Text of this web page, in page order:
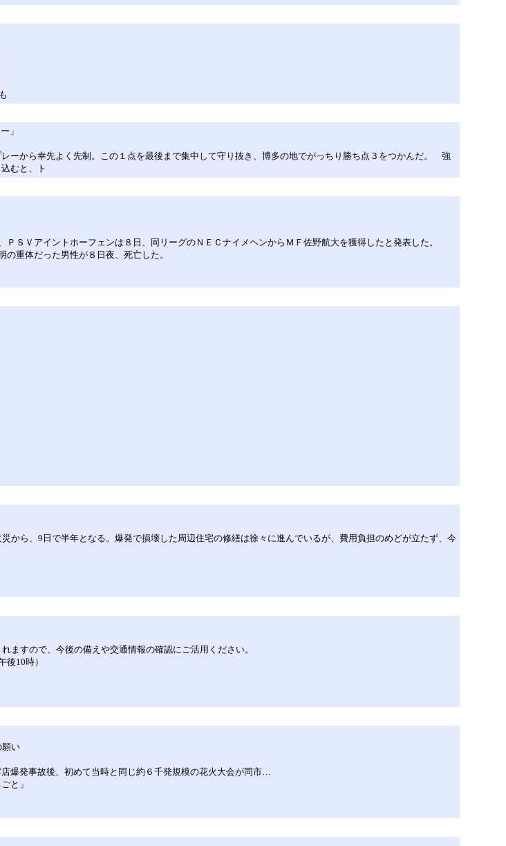
」
ーから幸先よく先制。この１点を最後まで集中して守り抜き、博多の地でがっちり勝ち点３をつかんだ。 強
むと、ト
ＳＶアイントホーフェンは８日、同リーグのＮＥＣナイメヘンからＭＦ佐野航大を獲得したと発表した。
重体だった男性が８日夜、死亡した。
ら、9日で半年となる。爆発で損壊した周辺住宅の修繕は徐々に進んでいるが、費用負担のめどが立たず、今
ますので、今後の備えや交通情報の確認にご活用ください。
10時）
願い
爆発事故後、初めて当時と同じ約６千発規模の花火大会が同市…
と」